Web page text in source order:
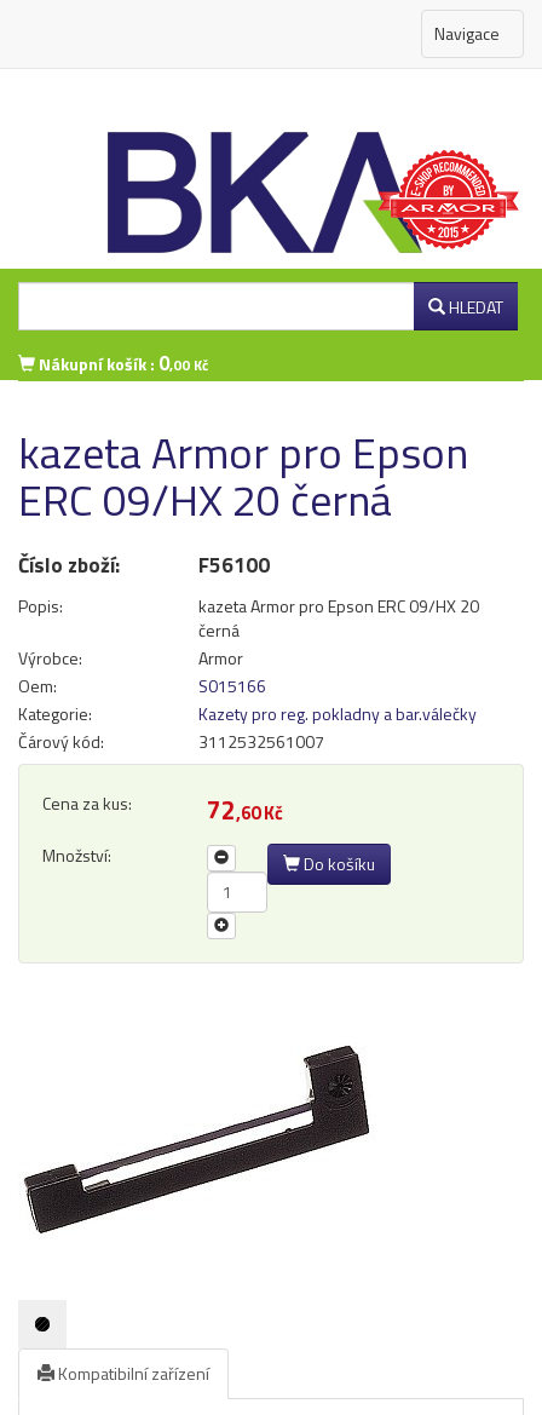
Navigace
HLEDAT
Nákupní košík : 0,00 Kč
Přihlásit se
Kategorie Výrobci
Náplně
pro jehličkové tiskárny
pro inkoustové tiskárny
pro kopírovací stroje
Ostatní
Samolepící štítky
Čisticí prostředky
Textilní stuhy
Kazety pro reg. pokladny a bar.válečky
kazeta Armor pro Epson
ERC 09/HX 20 černá
Číslo zboží: F56100
Popis:
kazeta Armor pro Epson ERC 09/HX 20
černá
Výrobce:
Armor
Oem:
S015166
Kategorie:
Kazety pro reg. pokladny a bar.válečky
Čárový kód:
3112532561007
Cena za kus: 72,60 Kč
Množství: Do košíku
Kompatibilní zařízení